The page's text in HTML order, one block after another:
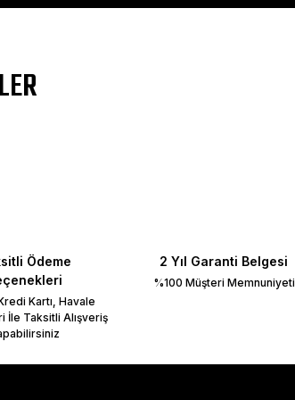
tarafımıza iletebilirsiniz.
Ödeme
Kartı, Havale
İle Taksitli Alışveriş
2 Yıl Garanti Belgesi
%100 Müşteri Memnuniyeti